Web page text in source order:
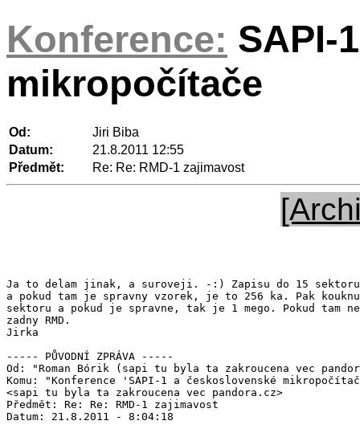
Konference: SAPI-
mikropočítače
Od:
Jiri Biba
Datum:
21.8.2011 12:55
Předmět:
Re: Re: RMD-1 zajimavost
Ja to delam jinak, a suroveji. -:) Zapisu do 15
a pokud tam je spravny vzorek, je to 256 ka. Pak
sektoru a pokud je spravne, tak je 1 mego. Pokud tam
zadny RMD.
Jirka
----- PŮVODNÍ ZPRÁVA -----
Od: "Roman Bórik (sapi tu byla ta zakroucena vec
Komu: "Konference 'SAPI-1 a československé
<sapi tu byla ta zakroucena vec pandora.cz>
Předmět: Re: Re: RMD-1 zajimavost
Datum: 21.8.2011 - 8:04:18